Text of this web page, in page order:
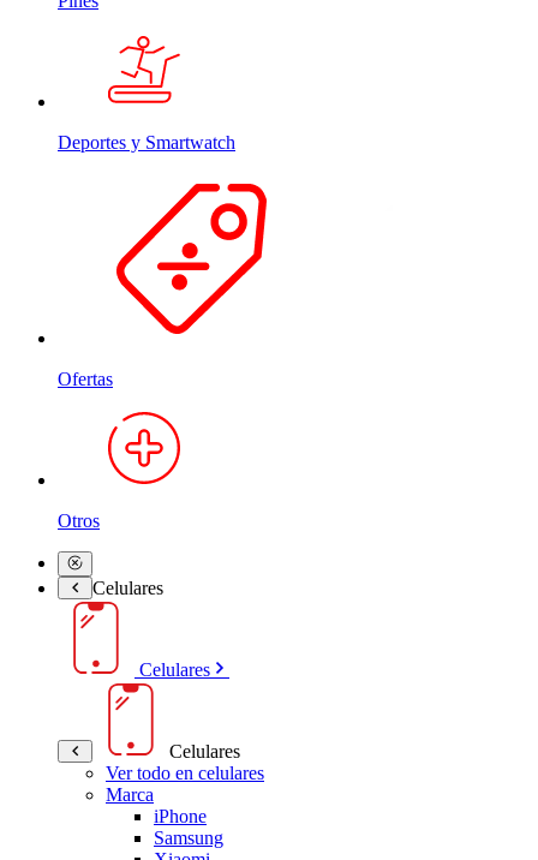
Deportes y Smartwatch
Ofertas
Otros
Celulares
Celulares
Celulares
Ver todo en celulares
Marca
iPhone
Samsung